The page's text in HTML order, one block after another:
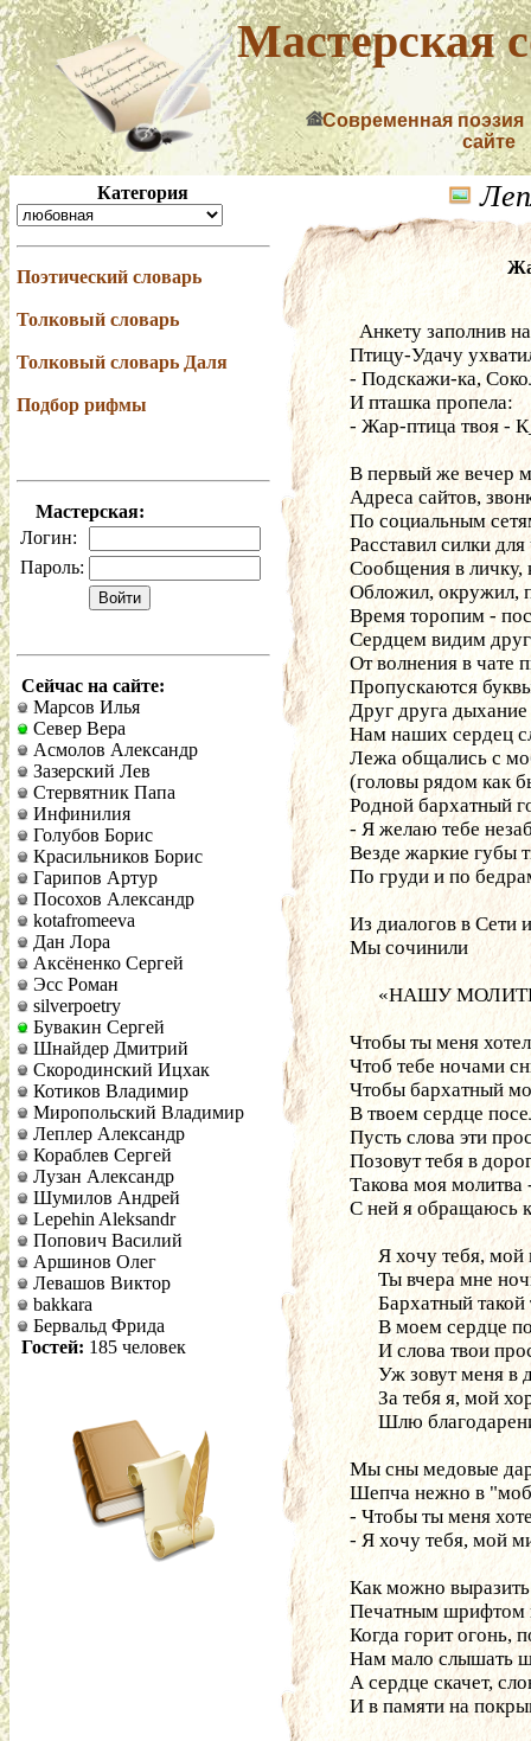
Мастерская
Современная поэзия
сайте
Категория
Поэтический словарь
Толковый словарь
Толковый словарь Даля
Подбор рифмы
Мастерская:
Логин:
Пароль:
Сейчас на сайте:
Марсов Илья
Север Вера
Асмолов Александр
Зазерский Лев
Стервятник Папа
Инфинилия
Голубов Борис
Красильников Борис
Гарипов Артур
Посохов Александр
kotafromeeva
Дан Лора
Аксёненко Сергей
Эсс Роман
silverpoetry
Бувакин Сергей
Шнайдер Дмитрий
Скородинский Ицхак
Котиков Владимир
Миропольский Владимир
Леплер Александр
Кораблев Сергей
Лузан Александр
Шумилов Андрей
Lepehin Aleksandr
Попович Василий
Аршинов Олег
Левашов Виктор
bakkara
Бервальд Фрида
Гостей: 185 человек
Анкету заполнив
Птицу-Удачу
- Подскажи-ка,
И пташка пропела:
- Жар-птица твоя -
В первый же вечер
Адреса сайтов,
По социальным
Расставил силки
Сообщения в личку,
Обложил, окружил,
Время торопим -
Сердцем видим
От волнения в чате
Пропускаются
Друг друга дыхание
Нам наших сердец
Лежа общались с
(головы рядом как
Родной бархатный
- Я желаю тебе
Везде жаркие губы
По груди и по
Из диалогов в Сети
Мы сочинили
«НАШУ
Чтобы ты меня
Чтоб тебе ночами
Чтобы бархатный
В твоем сердце
Пусть слова эти
Позовут тебя в
Такова моя молитва
С ней я обращаюсь
Я хочу тебя, мой
Ты вчера мне
Бархатный такой
В моем сердце
И слова твои
Уж зовут меня в
За тебя я, мой
Шлю
Мы сны медовые
Шепча нежно в
- Чтобы ты меня
- Я хочу тебя, мой
Как можно
Печатным шрифтом
Когда горит огонь,
Нам мало слышать
А сердце скачет,
И в памяти на